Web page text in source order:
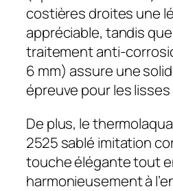
costières droites une
appréciable, tandis que
traitement anti-
6 mm) assure une
épreuve pour les
De plus, le
2525 sablé imitation
touche élégante tout
harmonieusement à